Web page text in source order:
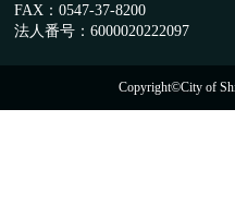
FAX：0547-37-8200
法人番号：6000020222097
Copyright©City of